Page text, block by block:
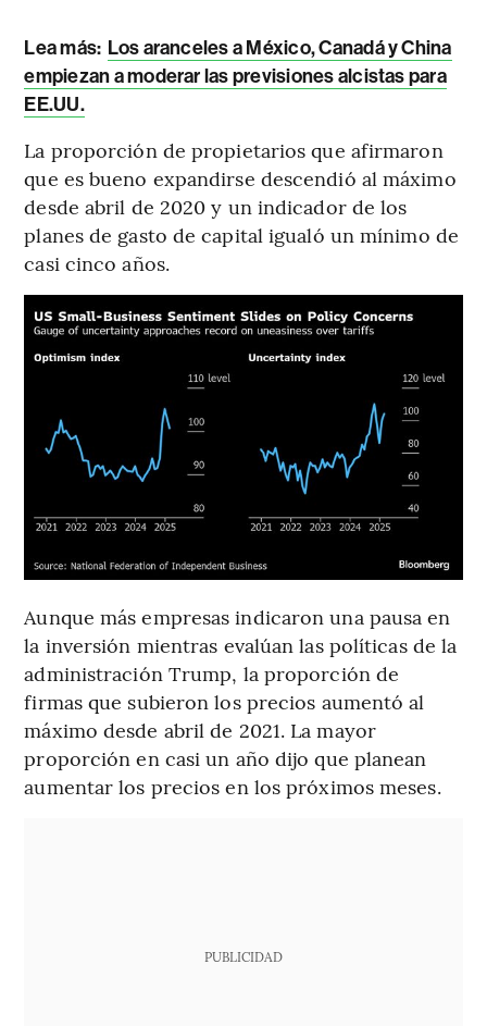
Lea más: Los aranceles a México, Canadá y China
empiezan a moderar las previsiones alcistas para
EE.UU.
La proporción de propietarios que afirmaron
que es bueno expandirse descendió al máximo
desde abril de 2020 y un indicador de los
planes de gasto de capital igualó un mínimo de
casi cinco años.
Aunque más empresas indicaron una pausa en
la inversión mientras evalúan las políticas de la
administración Trump, la proporción de
firmas que subieron los precios aumentó al
máximo desde abril de 2021. La mayor
proporción en casi un año dijo que planean
aumentar los precios en los próximos meses.
PUBLICIDAD